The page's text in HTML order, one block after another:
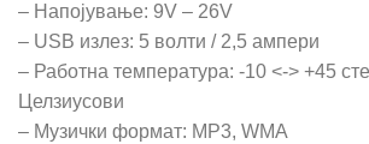
– Напојување: 9V – 26V
– USB излез: 5 волти / 2,5 ампери
– Работна температура: -10 <-> +45
Целзиусови
– Музички формат: MP3, WMA